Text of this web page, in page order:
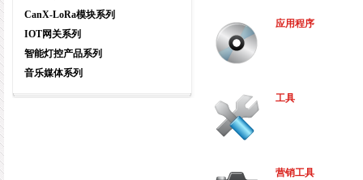
CanX-LoRa模块系列
IOT网关系列
智能灯控产品系列
音乐媒体系列
应用程序
工具
营销工具